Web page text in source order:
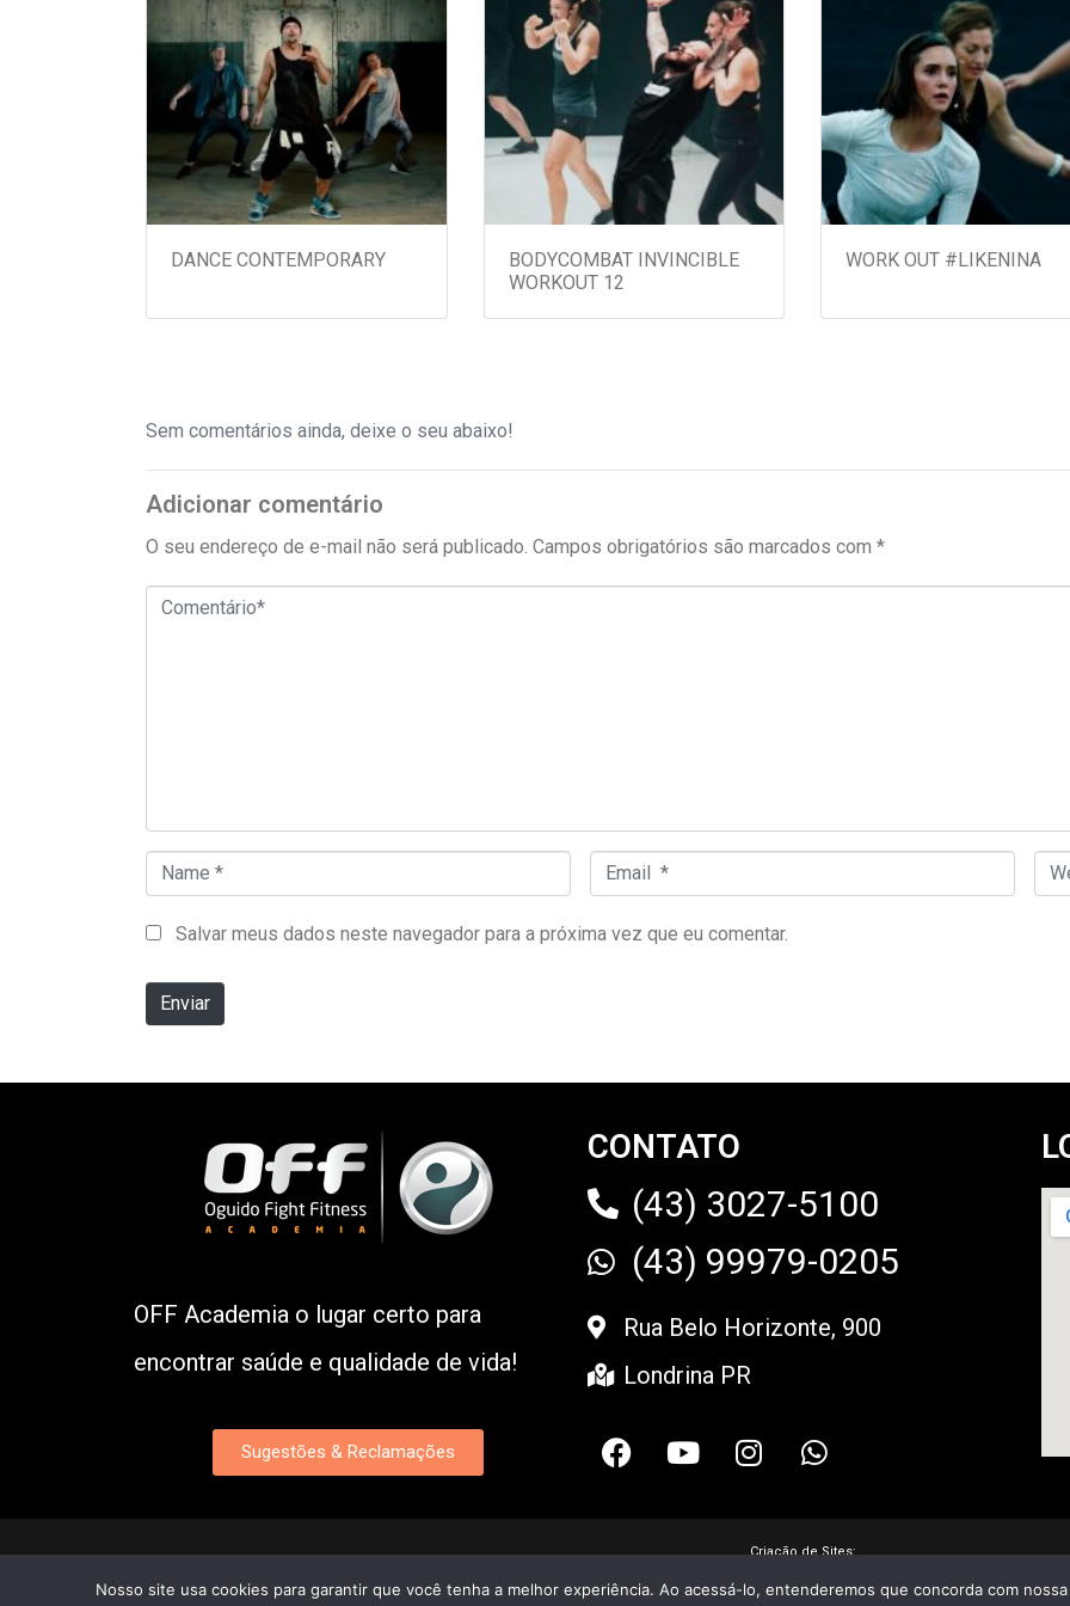
DANCE CONTEMPORARY
BODYCOMBAT INVINCIBLE
WORKOUT 12
WORK OUT #LIKENINA
Sem comentários ainda, deixe o seu abaixo!
Adicionar comentário
O seu endereço de e-mail não será publicado. Campos obrigatórios são marcados com *
Comentário*
Name * Email *
Salvar meus dados neste navegador para a próxima vez que eu comentar.
Enviar
OFF Academia o lugar certo para
encontrar saúde e qualidade de vida!
Sugestões & Reclamações
CONTATO
(43) 3027-5100
(43) 99979-0205
Rua Belo Horizonte, 900
Londrina PR
Criação de Sites:
Segundas e Quartas
das 20:10 às 21:00!
Terças e Quintasdas 16:15 às 17:05!
Nosso site usa cookies para garantir que você tenha a melhor experiência. Ao acessá-lo, entenderemos que concorda com